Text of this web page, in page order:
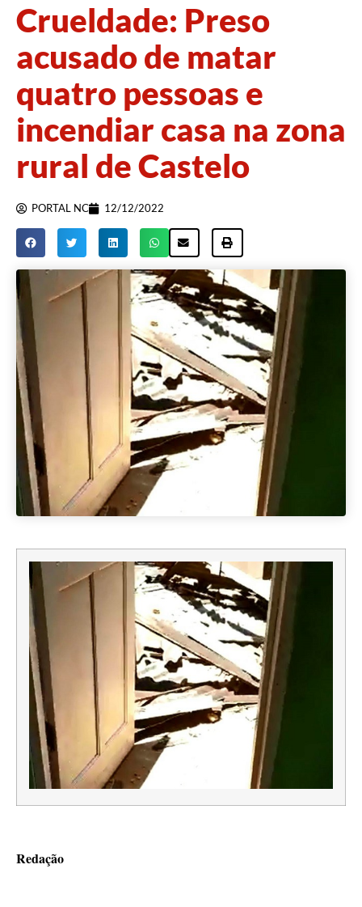
Crueldade: Preso
acusado de matar
quatro pessoas e
incendiar casa na zona
rural de Castelo
PORTAL NC 12/12/2022
Redação